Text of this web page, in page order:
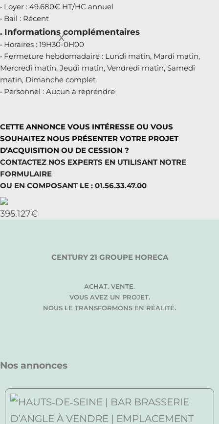
X
• Loyer : 49.680€ HT/HC annuel
• Bail : Récent
. Informations complémentaires
• Horaires : 19H30-0H00
• Fermeture hebdomadaire : Lundi matin, Mardi matin,
Mercredi matin, Jeudi matin, Vendredi matin, Samedi
matin, Dimanche complet
• Personnel : Aucun à reprendre
CETTE ANNONCE VOUS INTÉRESSE OU VOUS
SOUHAITEZ NOUS PRÉSENTER VOTRE PROJET
D’ACQUISITION OU DE CESSION ?
CONTACTEZ NOS EXPERTS EN UTILISANT NOTRE
FORMULAIRE
OU EN COMPOSANT LE : 01.56.33.47.00
395.127€
CENTURY 21 GROUPE HORECA
ACHAT. VENTE.
VOUS AVEZ UN PROJET.
NOUS LE TRANSFORMONS EN RÉALITÉ.
Nos annonces